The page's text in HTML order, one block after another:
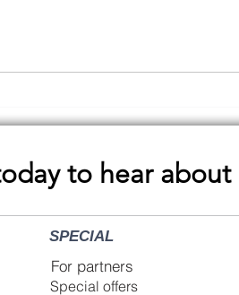
to hear about
SPECIAL
For partners
Special offers